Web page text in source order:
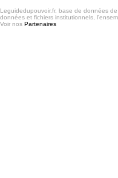
Leguidedupouvoir.fr, base de données
données et fichiers institutionnels,
Voir nos Partenaires